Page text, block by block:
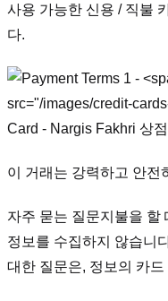
사용 가능한 신용 / 직불
다.
src="/images/credit-
Card - Nargis Fakhri 상
이 거래는 강력하고 안전
자주 묻는 질문지불을 할
정보를 수집하지 않습니
대한 질문은, 정보의 카